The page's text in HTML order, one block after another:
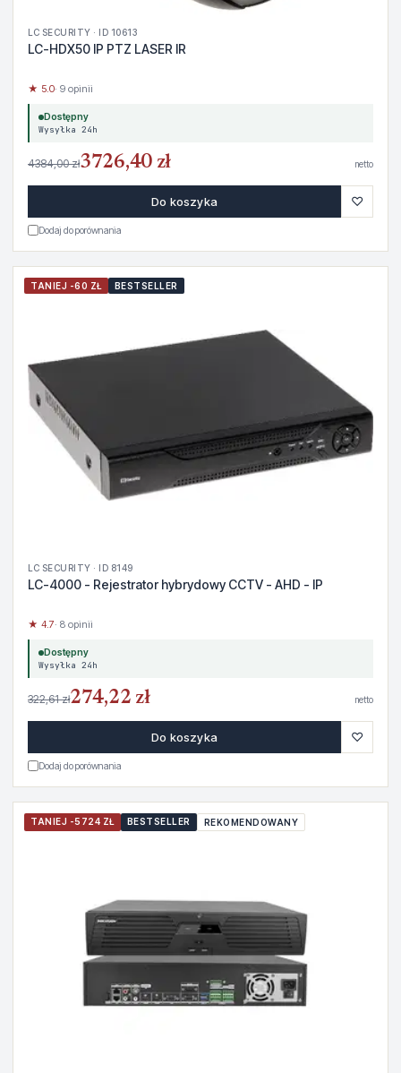
LC SECURITY · ID 10613
LC-HDX50 IP PTZ LASER IR
★ 5.0· 9 opinii
Dostępny
Wysyłka 24h
4384,00 zł3726,40 zł netto
Do koszyka ♡
Dodaj do porównania
TANIEJ -60 ZŁ BESTSELLER
LC SECURITY · ID 8149
LC-4000 - Rejestrator hybrydowy CCTV - AHD - IP
★ 4.7· 8 opinii
Dostępny
Wysyłka 24h
322,61 zł274,22 zł netto
Do koszyka ♡
Dodaj do porównania
TANIEJ -5724 ZŁ BESTSELLER REKOMENDOWANY